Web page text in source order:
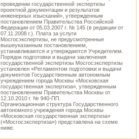
проведении государственной экспертизы
проектной документации и результатов
инженерных изысканий», утвержденным
постановлением Правительства Российской
Федерации от 05.03.2007 г. № 145 (в редакции от
07.11.2008 г.). Плата за услуги
Мосгосэкспертизы, не предусмотренные
вышеуказанным постановлением,
устанавливаются и утверждаются Учредителем.
Порядок подготовки и выдачи заключения
государственной экспертизы Мосгосэкспертизы
установлен «Регламентом подготовки и выдачи
документов Государственным автономным
учреждением города Москвы «Московская
государственная экспертиза», утвержденным
постановлением Правительства Москвы от
12.10.2010 г. № 940-ПП.
Организационная структура Государственного
автономного учреждения города Москвы
«Московская государственная экспертиза»
(«Мосгосэкспертиза») представлена на схеме
ниже.